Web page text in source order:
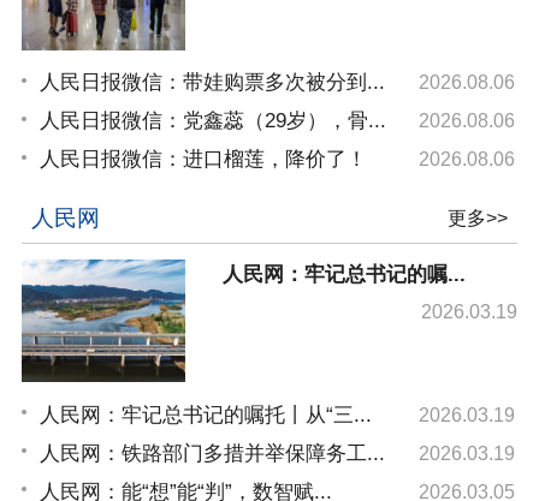
人民日报微信：带娃购票多次被分到... 2026.08.06
人民日报微信：党鑫蕊（29岁），骨... 2026.08.06
人民日报微信：进口榴莲，降价了！ 2026.08.06
人民网 更多>>
人民网：牢记总书记的嘱...
2026.03.19
人民网：牢记总书记的嘱托丨从“三... 2026.03.19
人民网：铁路部门多措并举保障务工... 2026.03.19
人民网：能“想”能“判”，数智赋... 2026.03.05